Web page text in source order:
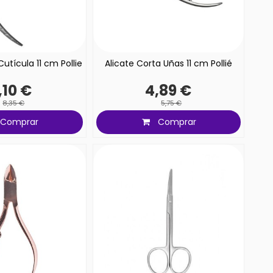
11 cm Pollie
€
8,35 €
Comprar
Alicate Corta Uñas 11 cm Pollié
4,89 €
5,75 €
Comprar